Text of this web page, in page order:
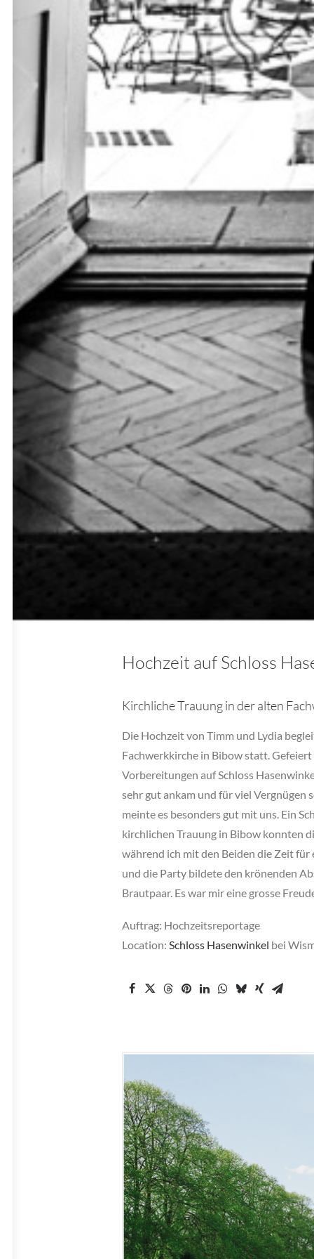
Hochzeit auf Schloss
Kirchliche Trauung in der alten
Die Hochzeit von Timm und Lydia
Fachwerkkirche in Bibow statt.
Vorbereitungen auf Schloss
sehr gut ankam und für viel Vergnügen
meinte es besonders gut mit uns. Ein
kirchlichen Trauung in Bibow konnten
während ich mit den Beiden die Zeit
und die Party bildete den krönenden
Brautpaar. Es war mir eine grosse
Auftrag: Hochzeitsreportage
Location: Schloss Hasenwinkel bei